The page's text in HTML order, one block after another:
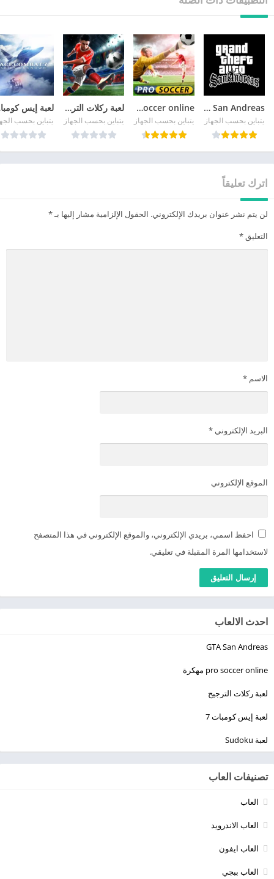
GTA San Andreas
يتباين بحسب الجهاز
pro soccer online مهكرة
يتباين بحسب الجهاز
لعبة ركلات الترجيح
يتباين بحسب الجهاز يتباين بحسب
اترك تعليقاً
لن يتم نشر عنوان بريدك الإلكتروني. الحقول الإلزامية مشار إليها بـ*
التعليق *
الاسم *
البريد الإلكتروني *
الموقع الإلكتروني
احفظ اسمي، بريدي الإلكتروني، والموقع الإلكتروني في هذا المتصفح
لاستخدامها المرة المقبلة في تعليقي.
احدث الالعاب
GTA San Andreas
pro soccer online مهكرة
لعبة ركلات الترجيح
لعبة إيس كومبات 7
لعبة Sudoku
تصنيفات العاب
العاب
العاب الاندرويد
العاب ايفون
العاب ببجي